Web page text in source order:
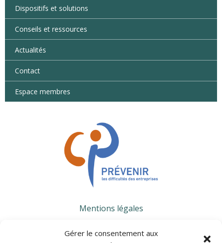
Gérer le consentement aux
Dispositifs et solutions
Conseils et ressources
Actualités
Contact
Espace membres
Mentions légales
CONTACTS